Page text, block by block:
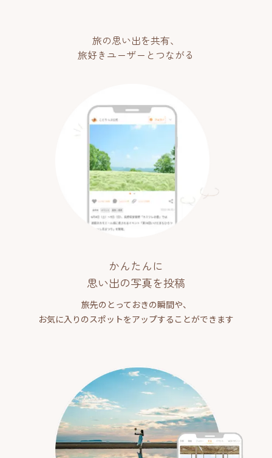
旅の思い出を共有、
旅好きユーザーとつながる
かんたんに
思い出の写真を投稿
旅先のとっておきの瞬間や、
お気に入りのスポットをアップすることができます